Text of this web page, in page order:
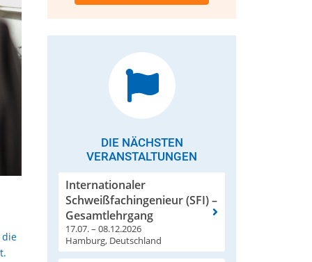
die
DIE NÄCHSTEN
VERANSTALTUNGEN
Internationaler
Schweißfachingenieur (SFI) –
Gesamtlehrgang
17.07. – 08.12.2026
Hamburg, Deutschland